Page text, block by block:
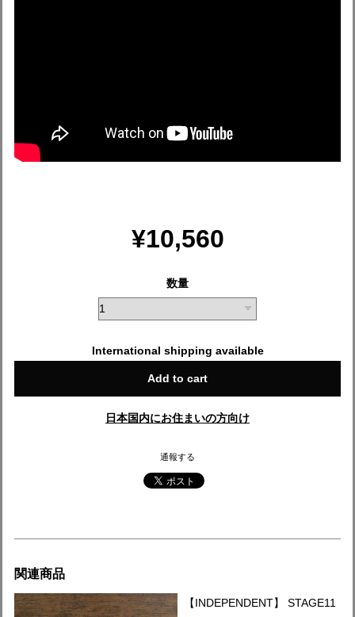
¥10,560
数量
International shipping available
Add to cart
日本国内にお住まいの方向け
通報する
関連商品
【INDEPENDENT】 STAGE11